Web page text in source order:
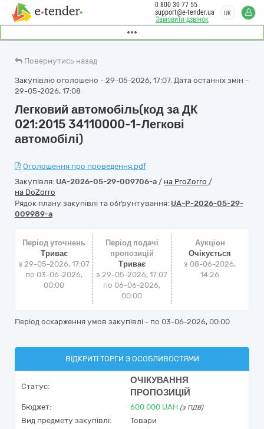
Замовити дзвінок
0 800 30 77 55
support@e-tender.ua
UK
Повернутись назад
Закупівлю оголошено - 29-05-2026, 17:07. Дата останніх змін -
29-05-2026, 17:08
Легковий автомобіль(код за ДК
021:2015 34110000-1-Легкові
автомобілі)
Оголошення про проведення.pdf
Закупівля: UA-2026-05-29-009706-a / на ProZorro /
на DoZorro
Рядок плану закупівлі та обґрунтування: UA-P-2026-05-29-
009989-a
Період уточнень
Триває
з 29-05-2026, 17:07
по 03-06-2026,
00:00
Період подачі
пропозицій
Триває
з 29-05-2026, 17:07
по 06-06-2026,
00:00
Аукціон
Очікується
з 08-06-2026,
14:26
Період оскарження умов закупівлі - по 03-06-2026, 00:00
ВІДКРИТІ ТОРГИ З ОСОБЛИВОСТЯМИ
Статус:
ОЧІКУВАННЯ
ПРОПОЗИЦІЙ
Бюджет: 600 000 UAH (з ПДВ)
Вид предмету закупівлі:
Товари